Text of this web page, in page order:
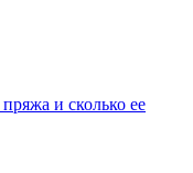
и сколько ее